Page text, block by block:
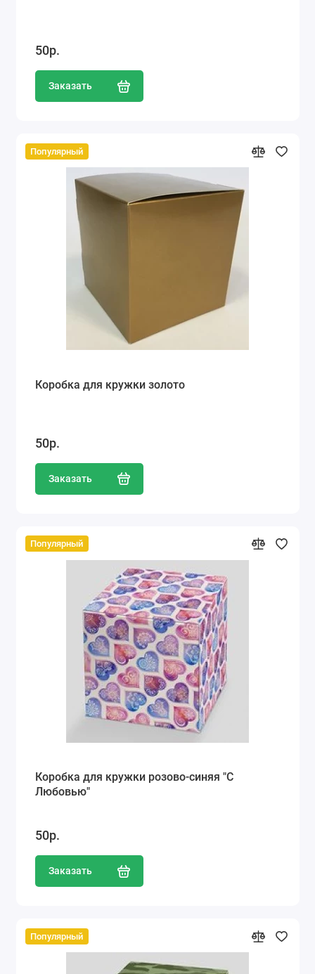
50р.
Заказать
Популярный
Коробка для кружки золото
50р.
Заказать
Популярный
Коробка для кружки розово-синяя "С
Любовью"
50р.
Заказать
Популярный